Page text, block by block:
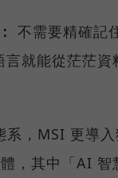
不需要精確記
言就能從茫茫資
系，MSI 更導
，其中「AI 智